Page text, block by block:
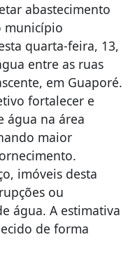
abastecimento
município
quarta-feira, 13,
entre as ruas
em Guaporé.
fortalecer e
água na área
maior
imóveis desta
ou
água. A estimativa
de forma